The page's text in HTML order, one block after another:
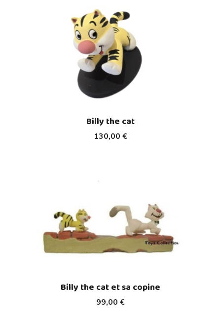
130,00 €
Billy the cat
99,00 €
Billy the cat et sa copine